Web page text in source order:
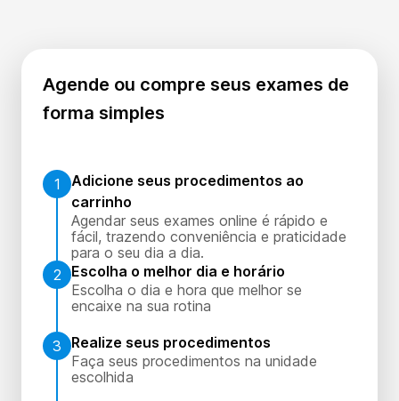
Agende ou compre seus exames de
forma simples
1
Adicione seus procedimentos ao
carrinho
Agendar seus exames online é rápido e
fácil, trazendo conveniência e praticidade
para o seu dia a dia.
2
Escolha o melhor dia e horário
Escolha o dia e hora que melhor se
encaixe na sua rotina
3
Realize seus procedimentos
Faça seus procedimentos na unidade
escolhida